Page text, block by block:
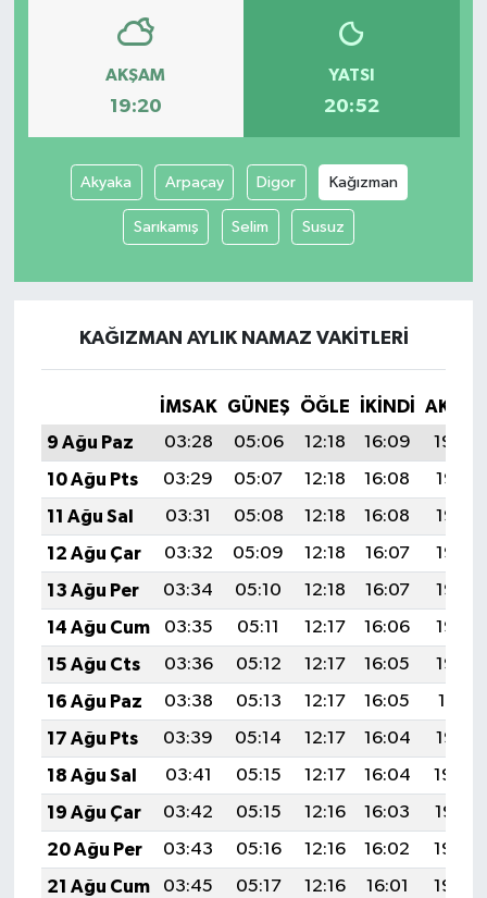
AKŞAM
19:20
YATSI
20:52
Akyaka Arpaçay Digor Kağızman
Sarıkamış Selim Susuz
KAĞIZMAN AYLIK NAMAZ VAKITLERI
İMSAK GÜNEŞ ÖĞLE İKINDI
9 Ağu Paz
03:28 05:06 12:18 16:09
19:20
10 Ağu Pts
03:29 05:07 12:18 16:08
19:19
11 Ağu Sal
03:31 05:08 12:18 16:08
19:18
12 Ağu Çar
03:32 05:09 12:18 16:07
19:17
13 Ağu Per
03:34 05:10 12:18 16:07
19:15
14 Ağu Cum
03:35 05:11 12:17 16:06
19:14
15 Ağu Cts
03:36 05:12 12:17 16:05
19:13
16 Ağu Paz
03:38 05:13 12:17 16:05
19:11
17 Ağu Pts
03:39 05:14 12:17 16:04
19:10
18 Ağu Sal
03:41 05:15 12:17 16:04
19:09
19 Ağu Çar
03:42 05:15 12:16 16:03
19:07
20 Ağu Per
03:43 05:16 12:16 16:02
19:06
21 Ağu Cum
03:45 05:17 12:16 16:01
19:04